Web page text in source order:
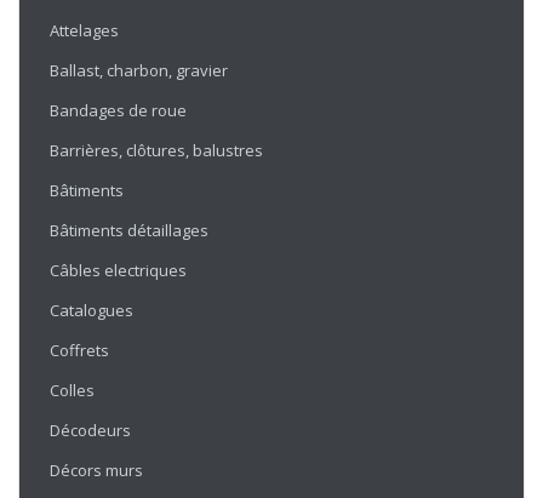
Attelages
Ballast, charbon, gravier
Bandages de roue
Barrières, clôtures, balustres
Bâtiments
Bâtiments détaillages
Câbles electriques
Catalogues
Coffrets
Colles
Décodeurs
Décors murs